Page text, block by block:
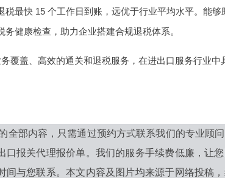
最快 15 个工作日到账，远优于行业平均水平。能够
健康检查，助力企业搭建合规退税体系。
覆盖、高效的通关和退税服务，在进出口服务行业中
全部内容，只需通过预约方式联系我们的专业顾
报关代理报价单。我们的服务手续费低廉，让您
与您联系。本文内容及图片均来源于网络投稿